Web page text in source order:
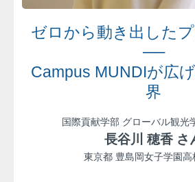
ゼロから動き出した
──
Campus MUNDIが広
界
国際貢献学部 グローバル観光
長谷川 穂香 さ
東京都 豊島岡女子学園高